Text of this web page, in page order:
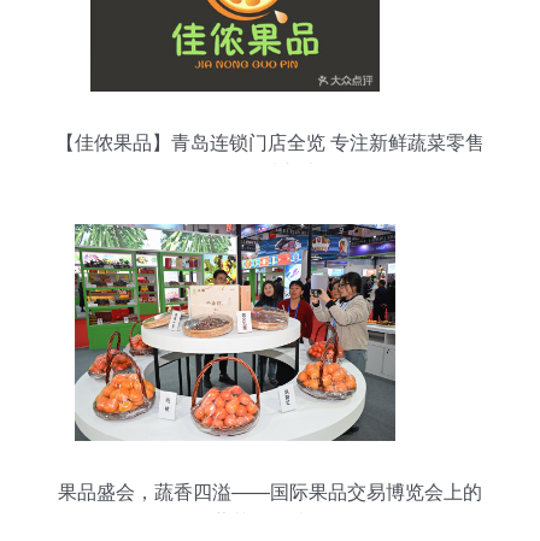
【佳侬果品】青岛连锁门店全览 专注新鲜蔬菜零售
果品盛会，蔬香四溢——国际果品交易博览会上的